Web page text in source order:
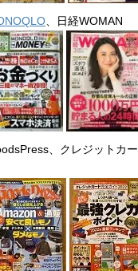
、日経WOMAN
、クレジットカー